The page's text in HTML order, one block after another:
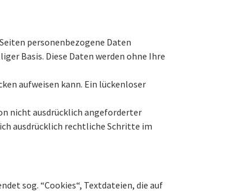
personenbezogene Daten
Basis. Diese Daten werden ohne Ihre
aufweisen kann. Ein lückenloser
nicht ausdrücklich angeforderter
ausdrücklich rechtliche Schritte im
sog. “Cookies“, Textdateien, die auf